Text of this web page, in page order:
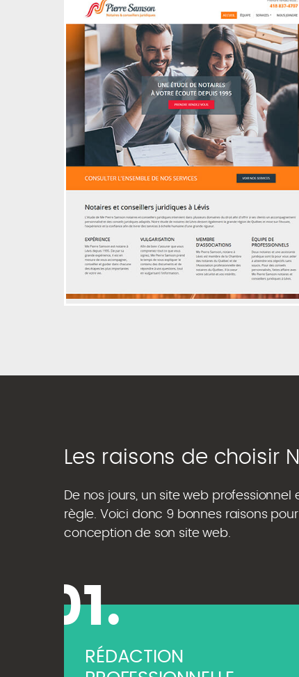
Les raisons de choisir
De nos jours, un site web
règle. Voici donc 9 bonnes raisons
conception de son site web.
01.
RÉDACTION